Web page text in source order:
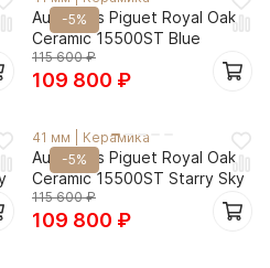
-5%
Audemars Piguet Royal Oak
Ceramic 15500ST Blue
115 600₽
109 800 ₽
-5%
41 мм Керамика
Audemars Piguet Royal Oak
Ceramic 15500ST Starry Sky
115 600₽
109 800 ₽